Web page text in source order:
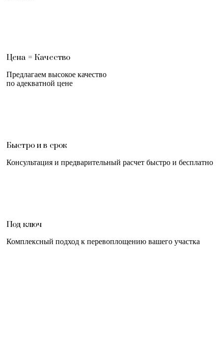
Цена = Качество
Предлагаем высокое качество
по адекватной цене
Быстро и в срок
Консультация и предварительный расчет быстро и бесплатно
Под ключ
Комплексный подход к перевоплощению вашего участка